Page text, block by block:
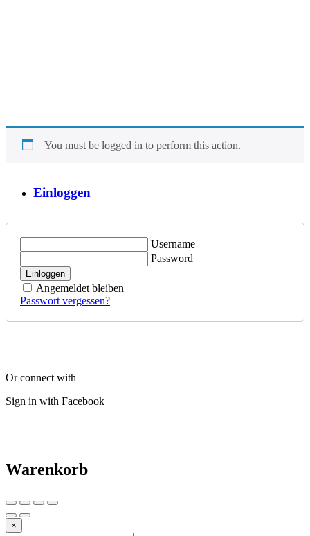
You must be logged in to perform this action.
Einloggen
Username
Password
Einloggen
Angemeldet bleiben
Passwort vergessen?
Or connect with
Sign in with Facebook
Warenkorb
×